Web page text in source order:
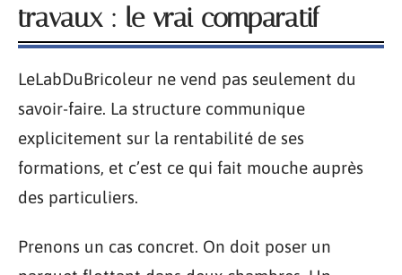
travaux : le vrai comparatif
LeLabDuBricoleur ne vend pas seulement du
savoir-faire. La structure communique
explicitement sur la rentabilité de ses
formations, et c’est ce qui fait mouche auprès
des particuliers.
Prenons un cas concret. On doit poser un